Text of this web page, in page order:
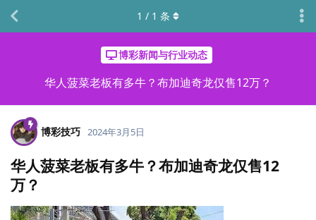
博彩新闻与行业动态
华人菠菜老板有多牛？布加迪奇龙仅售12万？
1 / 1 条
博彩技巧 2024年3月5日
华人菠菜老板有多牛？布加迪奇龙仅售12
万？